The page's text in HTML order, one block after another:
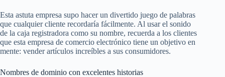
Esta astuta empresa supo hacer un divertido juego de palabras
que cualquier cliente recordaría fácilmente. Al usar el sonido
de la caja registradora como su nombre, recuerda a los clientes
que esta empresa de comercio electrónico tiene un objetivo en
mente: vender artículos increíbles a sus consumidores.
Nombres de dominio con excelentes historias